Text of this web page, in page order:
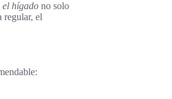
el hígado no solo
regular, el